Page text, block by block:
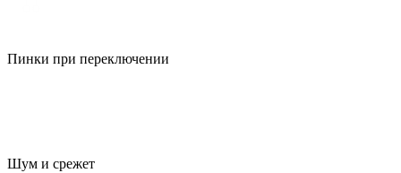
Пинки при переключении
Шум и срежет